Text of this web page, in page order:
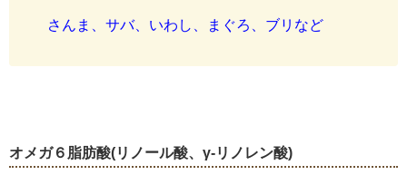
さんま、サバ、いわし、まぐろ、ブリなど
オメガ６脂肪酸(リノール酸、 γ-リノレン酸)